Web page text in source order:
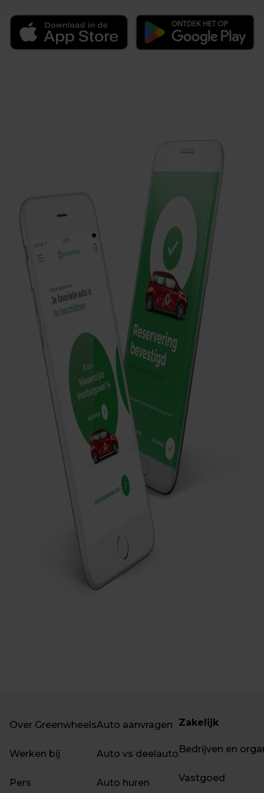
Over Greenwheels
Werken bij
Pers
Auto aanvragen
Auto vs deelauto
Auto huren
Zakelijk
Bedrijven en
Vastgoed